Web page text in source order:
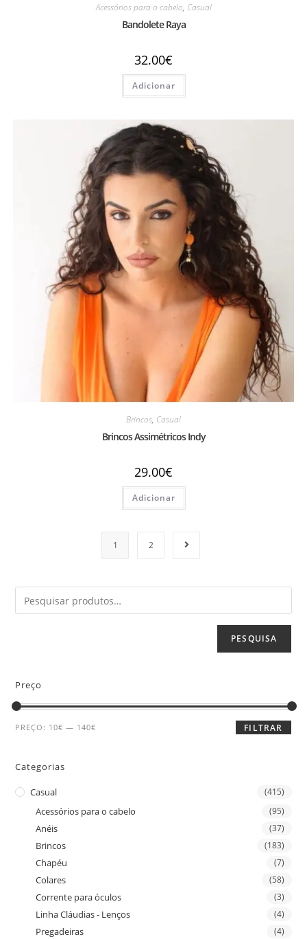
Acessórios para o cabelo, Casual
Bandolete Raya
32.00€
Adicionar
Brincos, Casual
Brincos Assimétricos Indy
29.00€
Adicionar
1 2
PESQUISA
Preço
FILTRAR
PREÇO: 10€ — 140€
Categorias
Casual (415)
Acessórios para o cabelo (95)
Anéis (37)
Brincos (183)
Chapéu (7)
Colares (58)
Corrente para óculos (3)
Linha Cláudias - Lenços (4)
Pregadeiras (4)